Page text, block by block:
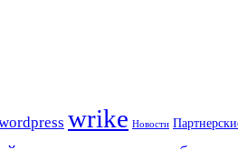
wrike Новости